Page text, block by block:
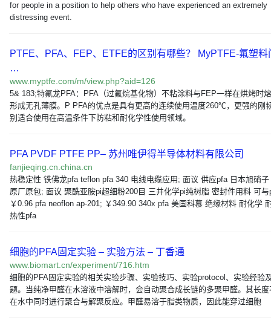
for people in a position to help others who have experienced an extremely
distressing event.
PTFE、PFA、FEP、ETFE的区别有哪些？ MyPTFE-氟塑料
…
www.myptfe.com/m/view.php?aid=126
5& 183;特氟龙PFA：PFA（过氟烷基化物）不粘涂料与FEP一样在烘烤时
形成无孔薄膜。P PFA的优点是具有更高的连续使用温度260℃，更强的刚
别适合使用在高温条件下防粘和耐化学性使用领域。
PFA PVDF PTFE PP– 苏州唯伊得半导体材料有限公司
fanjieqing.cn.china.cn
热稳定性 铁佛龙pfa teflon pfa 340 电线电缆应用; 面议 供应pfa 日本旭硝子
原厂原包; 面议 聚酰亚胺pi超细粉200目 三井化学pi纯树脂 密封件用料 可
￥0.96 pfa neoflon ap-201; ￥349.90 340x pfa 美国科慕 绝缘材料 耐化学
热性pfa
细胞的PFA固定实验 – 实验方法 – 丁香通
www.biomart.cn/experiment/716.htm
细胞的PFA固定实验的相关实验步骤、实验技巧、实验protocol、实验经验
题。当纯净甲醛在水溶液中溶解时，会自动聚合成长链的多聚甲醛。其长度
在水中同时进行聚合与解聚反应。甲醛易溶于脂类物质，因此能穿过细胞